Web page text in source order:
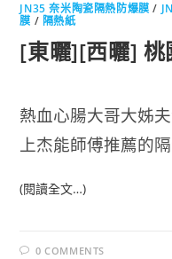
JN35 奈米陶瓷隔熱防爆膜 /
膜 / 隔熱紙
[東曬][西曬] 桃
熱血心腸大哥大姊
上杰能師傅推薦的
(閱讀全文…)
0 COMMENTS